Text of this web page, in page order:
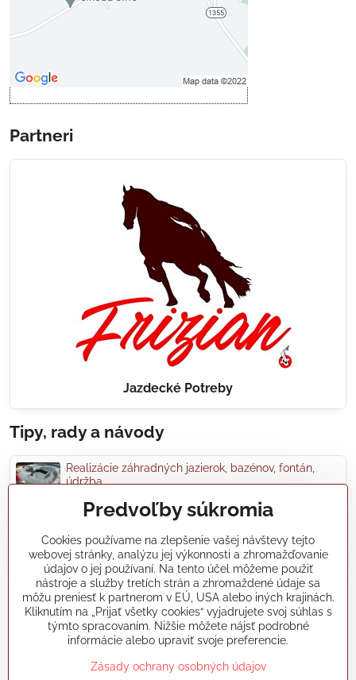
Povoliť a zapamätať - súhlas s
Partneri
Jazdecké Potreby
Tipy, rady a návody
Realizácie záhradných jazierok, bazénov, fontán,
údržba...
Články a blogy
Rady a návody
koikapre/?ref=hl
©2026Copyright
Predvoľby súkromia
Cookies používame na zlepšenie vašej návštevy tejto
webovej stránky, analýzu jej výkonnosti a zhromažďovanie
údajov o jej používaní. Na tento účel môžeme použiť
nástroje a služby tretích strán a zhromaždené údaje sa
môžu preniesť k partnerom v EÚ, USA alebo iných krajinách.
Kliknutím na „Prijať všetky cookies“ vyjadrujete svoj súhlas s
týmto spracovaním. Nižšie môžete nájsť podrobné
informácie alebo upraviť svoje preferencie.
Zásady ochrany osobných údajov